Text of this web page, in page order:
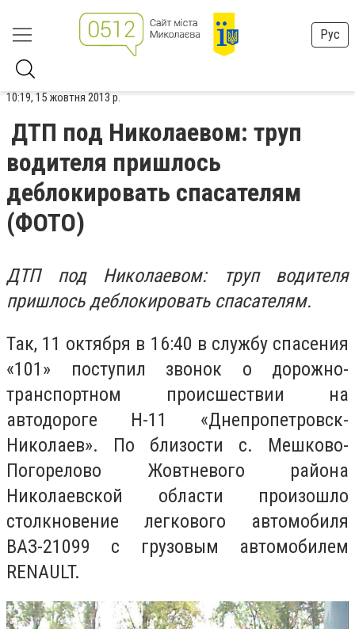
Рус
10:19, 15 жовтня 2013 р.
ДТП под Николаевом: труп
водителя пришлось
деблокировать спасателям
(ФОТО)
ДТП под Николаевом: труп водителя
пришлось деблокировать спасателям.
Так, 11 октября в 16:40 в службу спасения
«101» поступил звонок о дорожно-
транспортном происшествии на
автодороге Н-11 «Днепропетровск-
Николаев». По близости с. Мешково-
Погорелово Жовтневого района
Николаевской области произошло
столкновение легкового автомобиля
ВАЗ-21099 с грузовым автомобилем
RENAULT.